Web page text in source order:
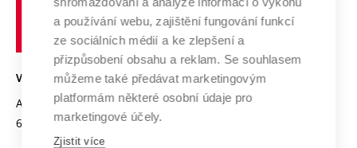
Transfer znalostí
Open Science
Projekty
Projekty ze strukturálních fondů
Specifický výzkum
Služby univerzity
Mezinárodní dohody
Univerzitní sítě
Podnikavá univerzita / ContriBUTe
Bezpečná univerzita
Vyznamenání
Organizační struktura
učení
technické
VYSOKÉ UČENÍ TECHNICKÉ V BRNĚ
Antonínská 548/1
602 00 Brno
www.vut.cz
vut@vutbr.cz
a používání webu, zajištění fungování funkcí
ze sociálních médií a ke zlepšení a
přizpůsobení obsahu a reklam. Se souhlasem
můžeme také předávat marketingovým
platformám některé osobní údaje pro
marketingové účely.
Zjistit více